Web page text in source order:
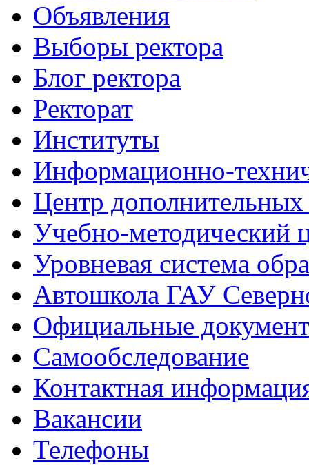
Объявления
Выборы ректора
Блог ректора
Ректорат
Институты
Информационно-
Центр дополнительных
Учебно-методический
Уровневая система
Автошкола ГАУ
Официальные
Самообследование
Контактная
Вакансии
Телефоны